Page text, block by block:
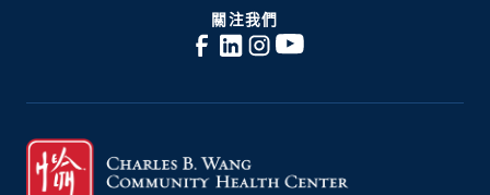
關注我們